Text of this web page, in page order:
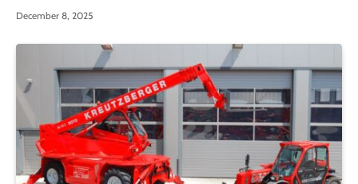
December 8, 2025